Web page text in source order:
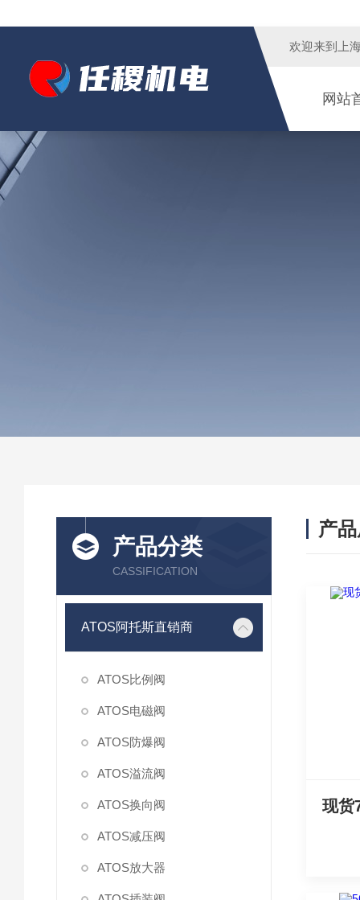
欢迎来到 上
网站
产品分类
CASSIFICATION
ATOS阿托斯直销商
ATOS比例阀
ATOS电磁阀
ATOS防爆阀
ATOS溢流阀
ATOS换向阀
ATOS减压阀
ATOS放大器
产